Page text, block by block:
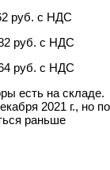
руб. с НДС
руб. с НДС
руб. с НДС
есть на складе.
2021 г., но по
раньше